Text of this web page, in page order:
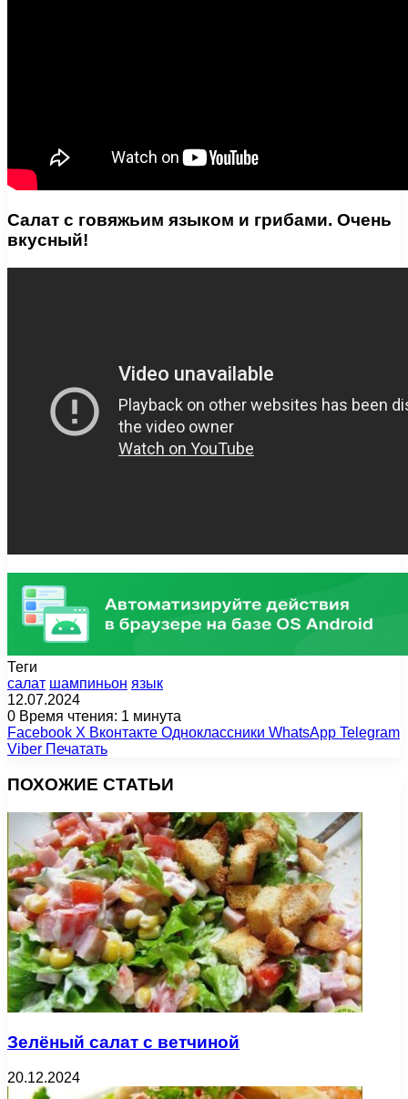
Салат с говяжьим языком и грибами. Очень
вкусный!
Теги
салат шампиньон язык
12.07.2024
0 Время чтения: 1 минута
Facebook X Вконтакте Одноклассники WhatsApp Telegram
Viber Печатать
ПОХОЖИЕ СТАТЬИ
Зелёный салат с ветчиной
20.12.2024